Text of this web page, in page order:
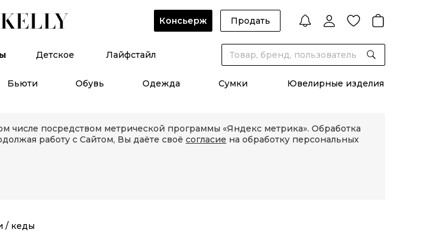
Консьерж Продать
Детское Лайфстайл
Бьюти Обувь Одежда Сумки Ювелирные изделия
числе посредством метрической программы «Яндекс метрика». Обработка
работу с Сайтом, Вы даёте своё согласие на обработку персональных
/ кеды